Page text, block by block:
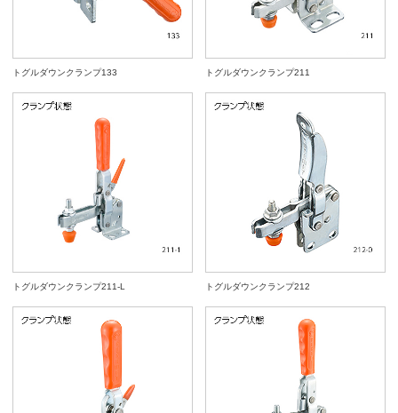
トグルダウンクランプ133 トグルダウンクランプ211
トグルダウンクランプ211-L トグルダウンクランプ212